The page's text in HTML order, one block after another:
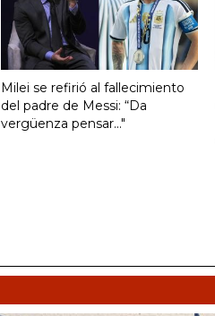
Milei se refirió al fallecimiento
del padre de Messi: “Da
vergüenza pensar..."